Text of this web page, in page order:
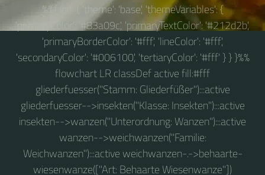
%%{ init: { 'theme': 'base', 'themeVariables': {
'primaryColor': '#83a09c', 'primaryTextColor': '#212d2b',
'primaryBorderColor': '#fff', 'lineColor': '#fff',
'secondaryColor': '#006100', 'tertiaryColor': '#fff' } } }%%
flowchart LR classDef active fill:#fff
gliederfuesser("Stamm: Gliederfüßer"):::active
gliederfuesser-->insekten("Klasse: Insekten"):::active
insekten-->wanzen("Unterordnung: Wanzen"):::active
wanzen-->weichwanzen("Familie:
Weichwanzen"):::active weichwanzen-.->behaarte-
wiesenwanze(["Art: Behaarte Wiesenwanze"])